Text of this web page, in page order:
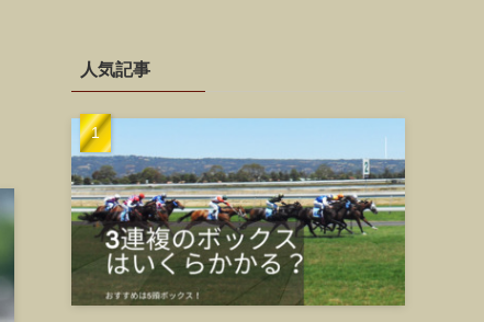
人気記事